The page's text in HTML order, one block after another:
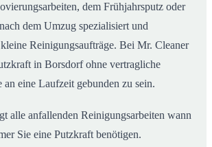
dem Frühjahrsputz oder
dem Umzug spezialisiert und
Reinigungsaufträge. Bei Mr. Cleaner
in Borsdorf ohne vertragliche
eine Laufzeit gebunden zu sein.
alle anfallenden Reinigungsarbeiten wann
Sie eine Putzkraft benötigen.